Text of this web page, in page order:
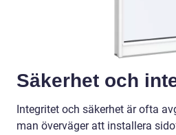
Säkerhet och
Integritet och säkerhet är ofta
man överväger att installera